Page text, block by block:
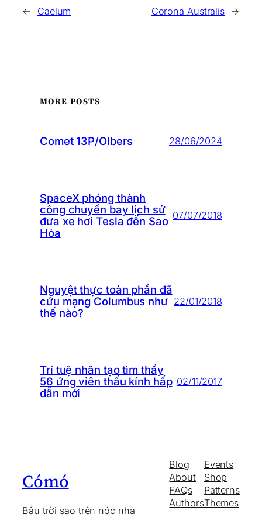
← Caelum Corona Australis →
MORE POSTS
Comet 13P/Olbers 28/06/2024
SpaceX phóng thành
công chuyến bay lịch sử
đưa xe hơi Tesla đến Sao
Hỏa
07/07/2018
Nguyệt thực toàn phần đã
cứu mạng Columbus như
thế nào?
22/01/2018
Trí tuệ nhân tạo tìm thấy
56 ứng viên thấu kính hấp
dẫn mới
02/11/2017
Cómó
Bầu trời sao trên nóc nhà
Blog
About
FAQs
Authors
Events
Shop
Patterns
Themes